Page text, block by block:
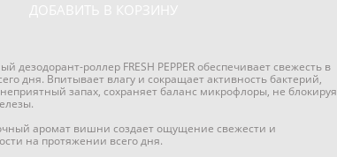
ДОБАВИТЬ В КОРЗИНУ
дезодорант-роллер FRESH PEPPER обеспечивает свежесть в
дня. Впитывает влагу и сокращает активность бактерий,
запах, сохраняет баланс микрофлоры, не блокируя
аромат вишни создает ощущение свежести и
на протяжении всего дня.